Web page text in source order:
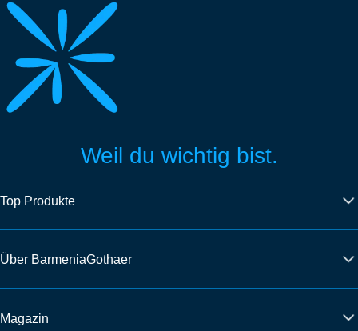
Weil du wichtig bist.
Top Produkte
Über BarmeniaGothaer
Magazin